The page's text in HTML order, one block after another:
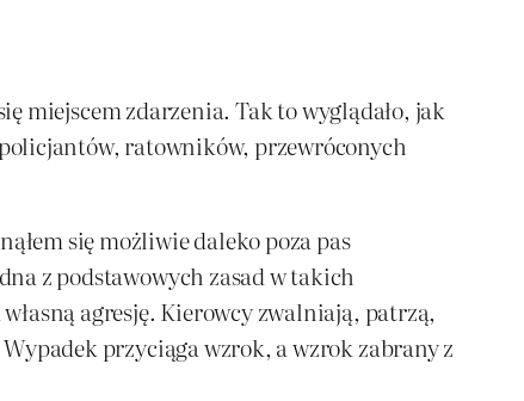
miejscem zdarzenia. Tak to wyglądało, jak
ratowników, przewróconych
się możliwie daleko poza pas
z podstawowych zasad w takich
agresję. Kierowcy zwalniają, patrzą,
przyciąga wzrok, a wzrok zabrany z